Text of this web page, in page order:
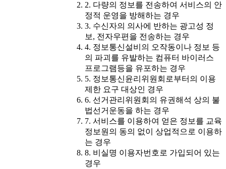
2. 다량의 정보를 전송하여 서비스의 안
정적 운영을 방해하는 경우
3. 수신자의 의사에 반하는 광고성 정
보, 전자우편을 전송하는 경우
4. 정보통신설비의 오작동이나 정보 등
의 파괴를 유발하는 컴퓨터 바이러스
프로그램등을 유포하는 경우
5. 정보통신윤리위원회로부터의 이용
제한 요구 대상인 경우
6. 선거관리위원회의 유권해석 상의 불
법선거운동을 하는 경우
7. 서비스를 이용하여 얻은 정보를 교육
정보원의 동의 없이 상업적으로 이용하
는 경우
8. 비실명 이용자번호로 가입되어 있는
경우